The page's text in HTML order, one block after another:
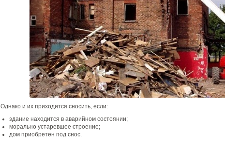
Однако и их приходится сносить, если:
здание находится в аварийном состоянии;
морально устаревшее строение;
дом приобретен под снос.